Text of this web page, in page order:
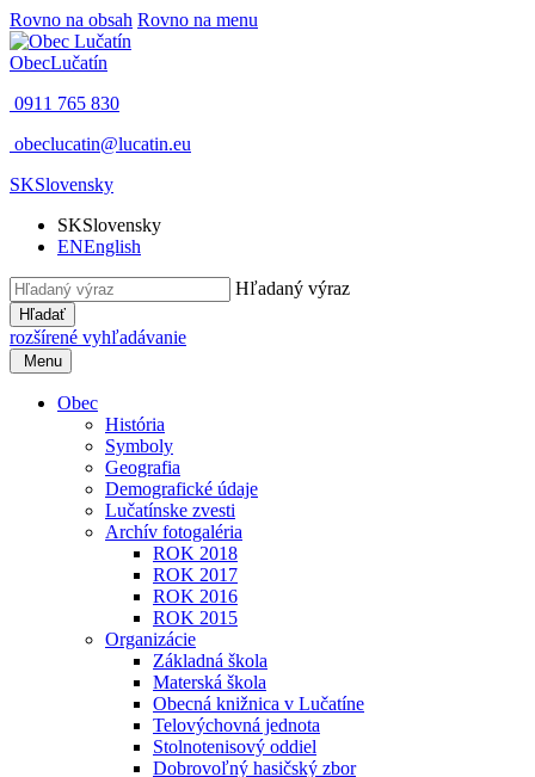
Rovno na obsah Rovno na menu
ObecLučatín
0911 765 830
obeclucatin@lucatin.eu
SKSlovensky
SKSlovensky
ENEnglish
Hľadaný výraz
Hľadať
rozšírené vyhľadávanie
Menu
Obec
História
Symboly
Geografia
Demografické údaje
Lučatínske zvesti
Archív fotogaléria
ROK 2018
ROK 2017
ROK 2016
ROK 2015
Organizácie
Základná škola
Materská škola
Obecná knižnica v Lučatíne
Telovýchovná jednota
Stolnotenisový oddiel
Dobrovoľný hasičský zbor